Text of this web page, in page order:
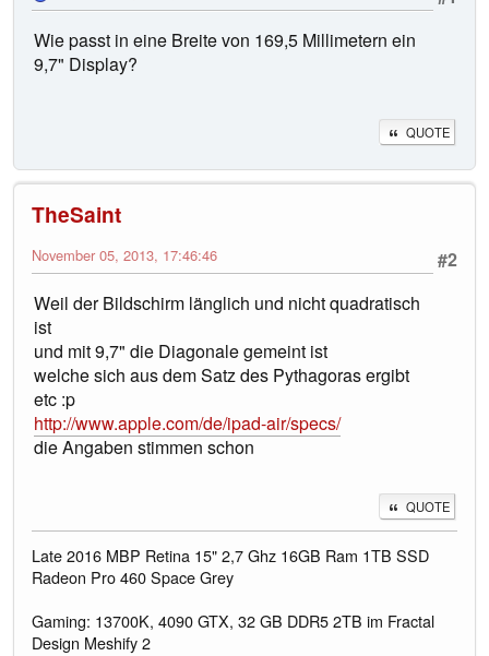
Wie passt in eine Breite von 169,5 Millimetern ein
9,7" Display?
QUOTE
TheSaint
#2
November 05, 2013, 17:46:46
Weil der Bildschirm länglich und nicht quadratisch
ist
und mit 9,7" die Diagonale gemeint ist
welche sich aus dem Satz des Pythagoras ergibt
etc :p
http://www.apple.com/de/ipad-air/specs/
die Angaben stimmen schon
QUOTE
Late 2016 MBP Retina 15" 2,7 Ghz 16GB Ram 1TB SSD
Radeon Pro 460 Space Grey
Gaming: 13700K, 4090 GTX, 32 GB DDR5 2TB im Fractal
Design Meshify 2